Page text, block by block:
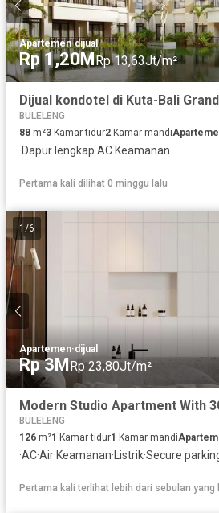
Apartemen·dijual
Rp 1,20MRp 13,63Jt/m²
Dijual kondotel di Kuta-Bali
BULELENG
88 m²3 Kamar tidur2 Kamar mandi
·Dapur lengkap·AC·Keamanan
Pertama kali dilihat 0 minggu lalu
1 /6
Apartemen·dijual
Rp 3MRp 23,80Jt/m²
BULELENG
126 m²1 Kamar tidur1 Kamar mandi
·AC·Air·Keamanan·Listrik·Secure
Pertama kali terlihat lebih dari sebulan yang